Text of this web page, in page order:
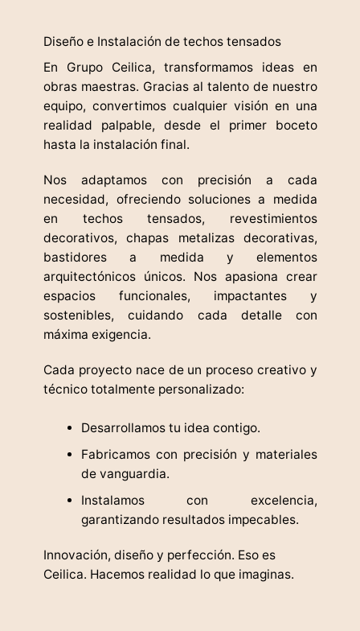
Diseño e Instalación de techos tensados
En Grupo Ceilica, transformamos ideas en
obras maestras. Gracias al talento de nuestro
equipo, convertimos cualquier visión en una
realidad palpable, desde el primer boceto
hasta la instalación final.
Nos adaptamos con precisión a cada
necesidad, ofreciendo soluciones a medida
en techos tensados, revestimientos
decorativos, chapas metalizas decorativas,
bastidores a medida y elementos
arquitectónicos únicos. Nos apasiona crear
espacios funcionales, impactantes y
sostenibles, cuidando cada detalle con
máxima exigencia.
Cada proyecto nace de un proceso creativo y
técnico totalmente personalizado:
Desarrollamos tu idea contigo.
Fabricamos con precisión y materiales
de vanguardia.
Instalamos con excelencia,
garantizando resultados impecables.
Innovación, diseño y perfección. Eso es
Ceilica. Hacemos realidad lo que imaginas.